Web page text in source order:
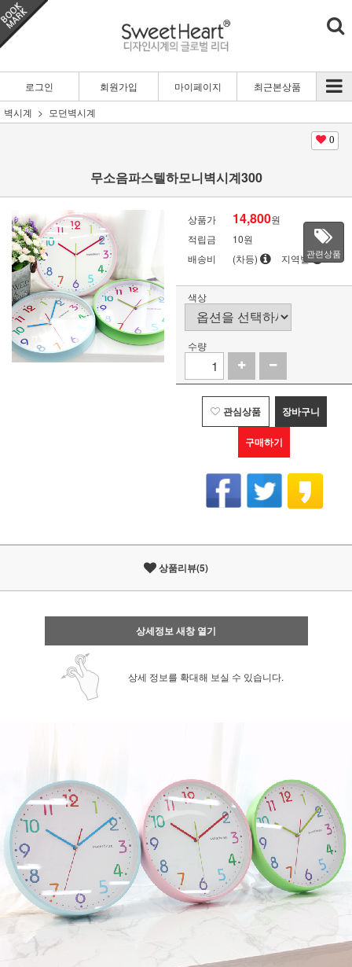
로그인 회원가입 마이페이지
최근본상품
벽시계
모던벽시계
0
무소음파스텔하모니벽시계300
상품가 14,800원
적립금
10원
배송비
(차등) 지역별관련상품
색상
수량
관심상품 장바구니
구매하기
상품리뷰(5)
상세정보 새창 열기
상세 정보를 확대해 보실 수 있습니다.